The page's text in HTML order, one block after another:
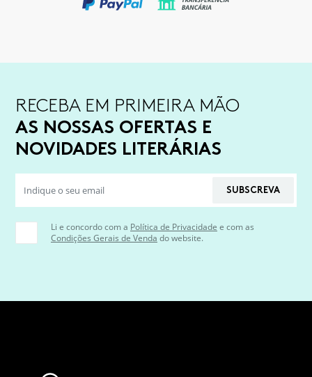
RECEBA EM PRIMEIRA MÃO
AS NOSSAS OFERTAS E
NOVIDADES LITERÁRIAS
SUBSCREVA
Li e concordo com a Política de Privacidade e com as
Condições Gerais de Venda do website.